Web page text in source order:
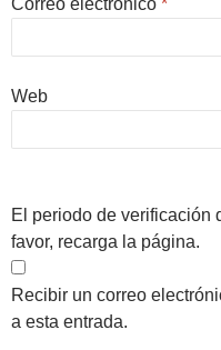
Correo electrónico *
Web
El periodo de verificación
favor, recarga la página.
Recibir un correo
a esta entrada.